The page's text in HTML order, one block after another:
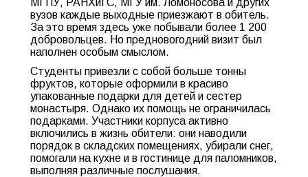
МГПУ, РАНХиГС, МГУ им. Ломоносова и других
вузов каждые выходные приезжают в обитель.
За это время здесь уже побывали более 1 200
добровольцев. Но предновогодний визит был
наполнен особым смыслом.
Студенты привезли с собой больше тонны
фруктов, которые оформили в красиво
упакованные подарки для детей и сестер
монастыря. Однако их помощь не ограничилась
подарками. Участники корпуса активно
включились в жизнь обители: они наводили
порядок в складских помещениях, убирали снег,
помогали на кухне и в гостинице для паломников,
выполняя различные послушания.